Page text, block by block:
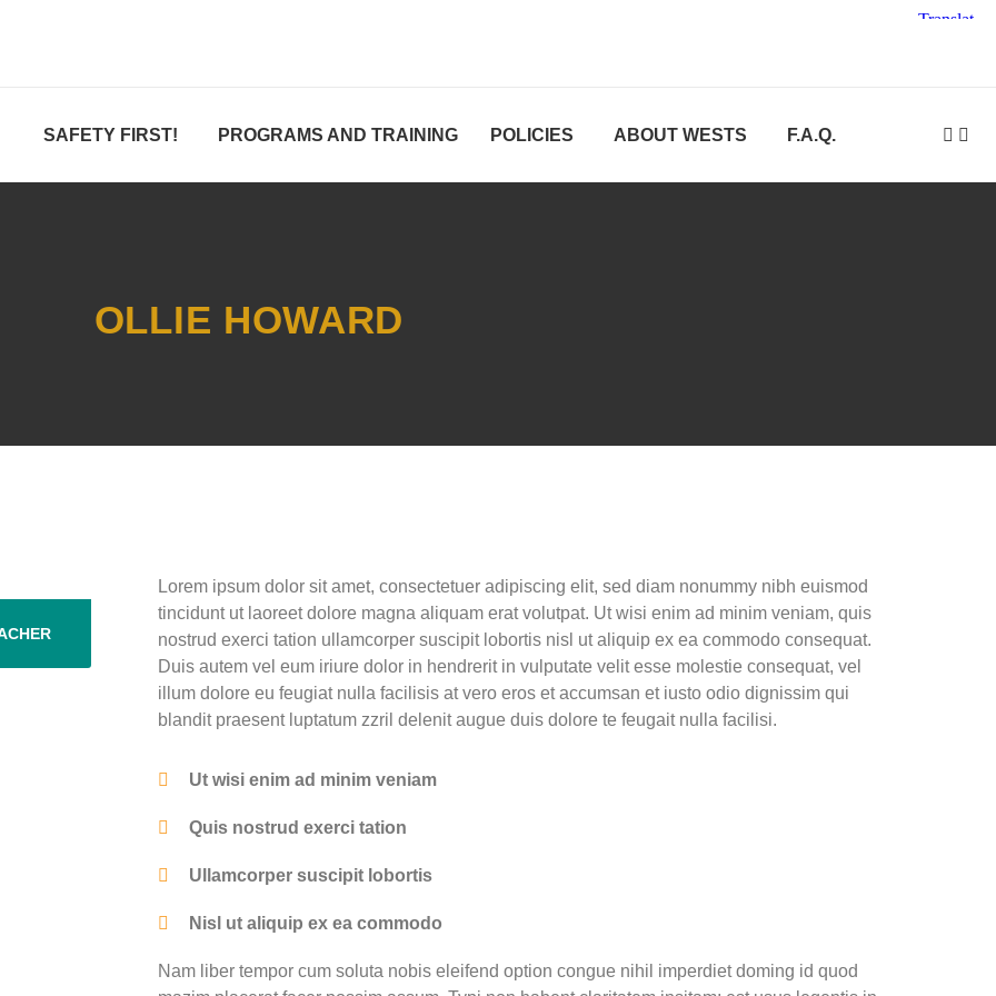
SAFETY FIRST! PROGRAMS AND TRAINING POLICIES ABOUT WESTS F.A.Q.
OLLIE HOWARD
Lorem ipsum dolor sit amet, consectetuer adipiscing elit, sed diam nonummy nibh euismod
tincidunt ut laoreet dolore magna aliquam erat volutpat. Ut wisi enim ad minim veniam, quis
nostrud exerci tation ullamcorper suscipit lobortis nisl ut aliquip ex ea commodo consequat.
Duis autem vel eum iriure dolor in hendrerit in vulputate velit esse molestie consequat, vel
illum dolore eu feugiat nulla facilisis at vero eros et accumsan et iusto odio dignissim qui
blandit praesent luptatum zzril delenit augue duis dolore te feugait nulla facilisi.
Ut wisi enim ad minim veniam
Quis nostrud exerci tation
Ullamcorper suscipit lobortis
Nisl ut aliquip ex ea commodo
Nam liber tempor cum soluta nobis eleifend option congue nihil imperdiet doming id quod